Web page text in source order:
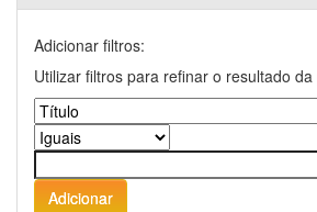
Adicionar filtros:
Utilizar filtros para refinar o resultado da